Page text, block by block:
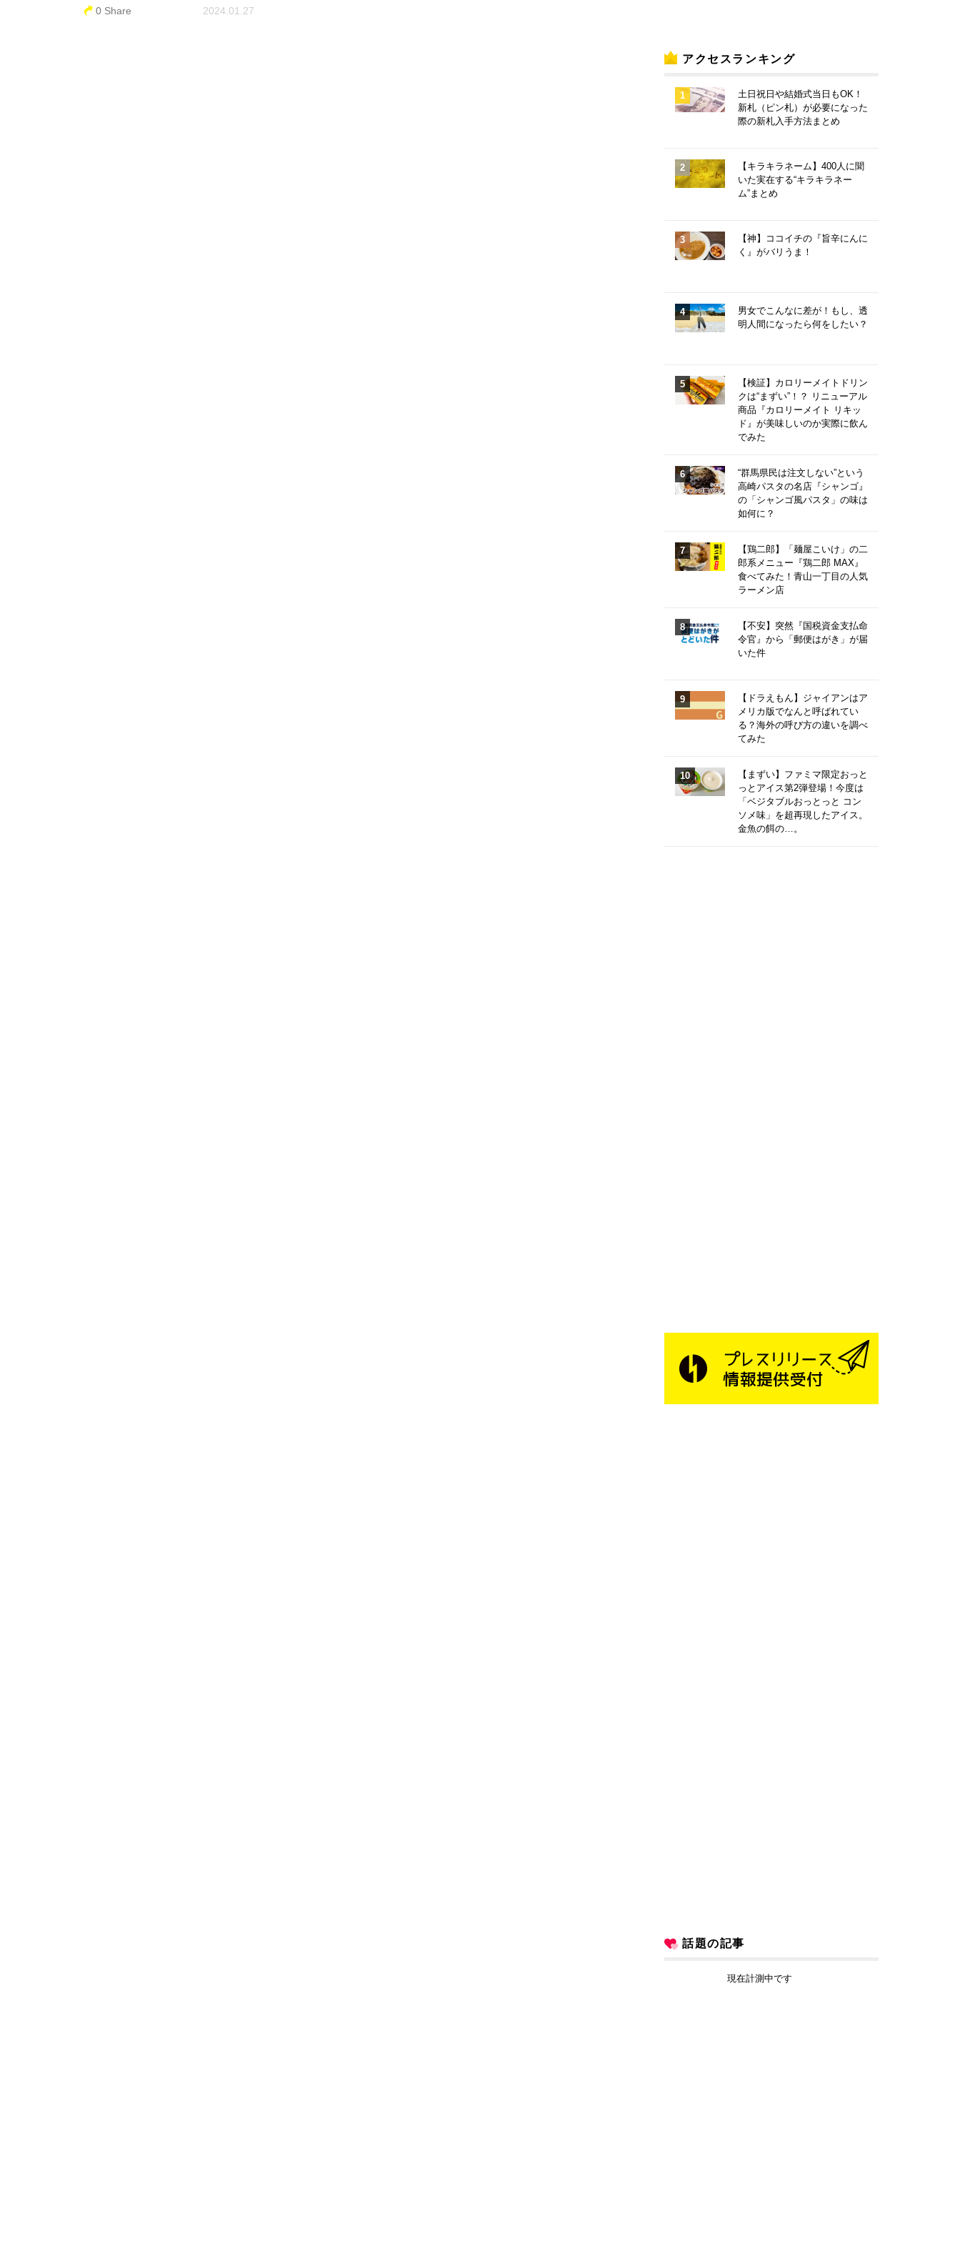
0 Share 2024.01.27
アクセスランキング
土日祝日や結婚式当日もOK！
新札（ピン札）が必要になった
際の新札入手方法まとめ
【キラキラネーム】400人に聞
いた実在する“キラキラネー
ム”まとめ
【神】ココイチの『旨辛にんに
く』がバリうま！
男女でこんなに差が！もし、透
明人間になったら何をしたい？
【検証】カロリーメイトドリン
クは“まずい”！？ リニューアル
商品『カロリーメイト リキッ
ド』が美味しいのか実際に飲ん
でみた
“群馬県民は注文しない”という
高崎パスタの名店『シャンゴ』
の「シャンゴ風パスタ」の味は
如何に？
【鶏二郎】「麺屋こいけ」の二
郎系メニュー『鶏二郎 MAX』
食べてみた！青山一丁目の人気
ラーメン店
【不安】突然『国税資金支払命
令官』から「郵便はがき」が届
いた件
【ドラえもん】ジャイアンはア
メリカ版でなんと呼ばれてい
る？海外の呼び方の違いを調べ
てみた
【まずい】ファミマ限定おっと
っとアイス第2弾登場！今度は
「ベジタブルおっとっと コン
ソメ味」を超再現したアイス。
金魚の餌の…。
話題の記事
現在計測中です